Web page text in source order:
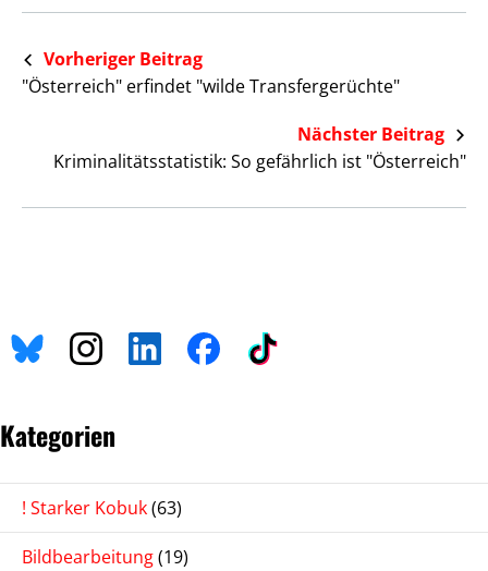
Vorheriger Beitrag
"Österreich" erfindet "wilde Transfergerüchte"
Nächster Beitrag
Kriminalitätsstatistik: So gefährlich ist "Österreich"
Kategorien
! Starker Kobuk(63)
Bildbearbeitung(19)